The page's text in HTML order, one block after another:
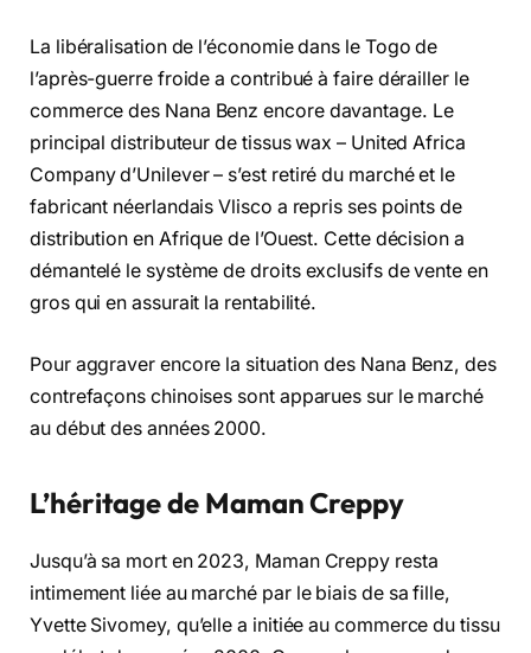
La libéralisation de l’économie dans le Togo de
l’après-guerre froide a contribué à faire dérailler le
commerce des Nana Benz encore davantage. Le
principal distributeur de tissus wax – United Africa
Company d’Unilever – s’est retiré du marché et le
fabricant néerlandais Vlisco a repris ses points de
distribution en Afrique de l’Ouest. Cette décision a
démantelé le système de droits exclusifs de vente en
gros qui en assurait la rentabilité.
Pour aggraver encore la situation des Nana Benz, des
contrefaçons chinoises sont apparues sur le marché
au début des années 2000.
L’héritage de Maman Creppy
Jusqu’à sa mort en 2023, Maman Creppy resta
intimement liée au marché par le biais de sa fille,
Yvette Sivomey, qu’elle a initiée au commerce du tissu